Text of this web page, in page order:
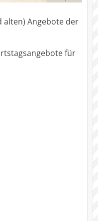
alten) Angebote der
für